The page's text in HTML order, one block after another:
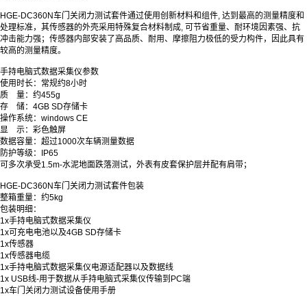
HGE-DC360N车门关闭力测试套件通过使用创新材料和组件, 达到最高的测量精度和
处理标准，其传感器的外壳采用特殊复合材料制成, 可节省重量、耐环境因素强、抗
冲击能力强；传感器内部安装了高品质、耐用、摩擦阻力极低的受力构件，因此具有
较高的测量精度。
手持电脑式数据采集仪参数
使用时长：常规约8小时
质 量：约455g
存 储：4GB SD存储卡
操作系统：windows CE
显 示：彩色触屏
数据容量：超过1000次车辆测量数据
防护等级：IP65
可多次承受1.5m-水泥地面跌落测试，外表有皮套保护层并配有肩带；
HGE-DC360N车门关闭力测试套件包装
整箱重量：约5kg
包装明细：
1x手持电脑式数据采集仪
1x可充电电池以及4GB SD存储卡
1x传感器
1x传感器电缆
1x手持电脑式数据采集仪电源适配器以及数据线
1x USB线-用于数据从手持电脑式采集仪传输到PC端
1x车门关闭力测试设备使用手册